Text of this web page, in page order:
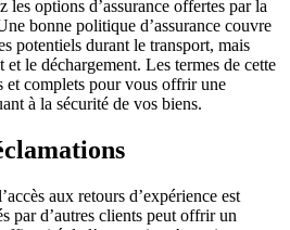
les options d’assurance offertes par la
bonne politique d’assurance couvre
potentiels durant le transport, mais
et le déchargement. Les termes de cette
et complets pour vous offrir une
à la sécurité de vos biens.
aux retours d’expérience est
par d’autres clients peut offrir un